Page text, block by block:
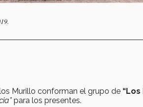
Murillo conforman el grupo de
para los presentes.